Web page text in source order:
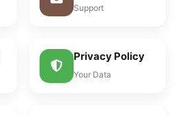
Support
Privacy Policy
Your Data